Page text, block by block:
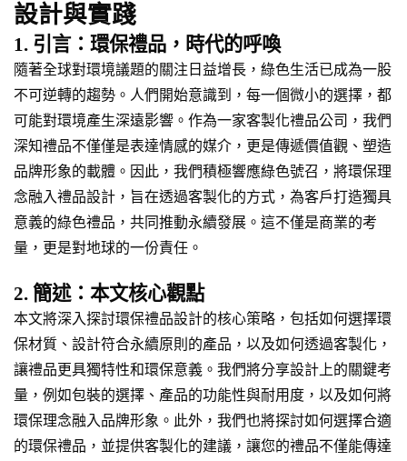
設計與實踐
1. 引言：環保禮品，時代的呼喚
隨著全球對環境議題的關注日益增長，綠色生活已成為一股
不可逆轉的趨勢。人們開始意識到，每一個微小的選擇，都
可能對環境產生深遠影響。作為一家客製化禮品公司，我們
深知禮品不僅僅是表達情感的媒介，更是傳遞價值觀、塑造
品牌形象的載體。因此，我們積極響應綠色號召，將環保理
念融入禮品設計，旨在透過客製化的方式，為客戶打造獨具
意義的綠色禮品，共同推動永續發展。這不僅是商業的考
量，更是對地球的一份責任。
2. 簡述：本文核心觀點
本文將深入探討環保禮品設計的核心策略，包括如何選擇環
保材質、設計符合永續原則的產品，以及如何透過客製化，
讓禮品更具獨特性和環保意義。我們將分享設計上的關鍵考
量，例如包裝的選擇、產品的功能性與耐用度，以及如何將
環保理念融入品牌形象。此外，我們也將探討如何選擇合適
的環保禮品，並提供客製化的建議，讓您的禮品不僅能傳達